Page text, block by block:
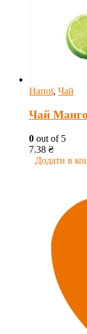
Напої, Чай
Чай
0 out of 5
7.38 ₴
Додати в